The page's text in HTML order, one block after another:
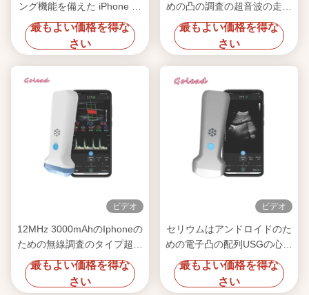
ング機能を備えた iPhone 用
3 in 1 ワイヤレス ハンドヘル
ド超音波プローブ
最もよい価格を得な
さい
めの凸の調査の超音波の走査
器
最もよい価格を得な
さい
ビデオ
12MHz 3000mAhのIphoneの
ための無線調査のタイプ超音
波の走査器
最もよい価格を得な
さい
ビデオ
セリウムはアンドロイドのた
めの電子凸の配列USGの心臓
調査の超音波を承認した
最もよい価格を得な
さい